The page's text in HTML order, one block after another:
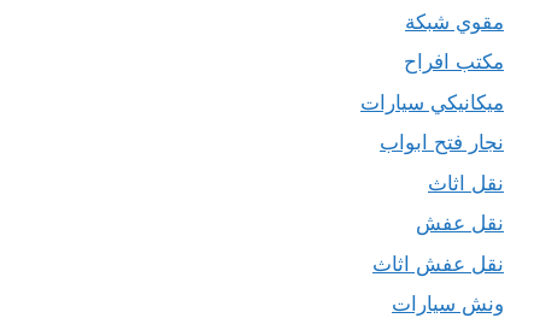
مقوي شبكة
مكتب افراح
ميكانيكي سيارات
نجار فتح ابواب
نقل اثاث
نقل عفش
نقل عفش اثاث
ونش سيارات